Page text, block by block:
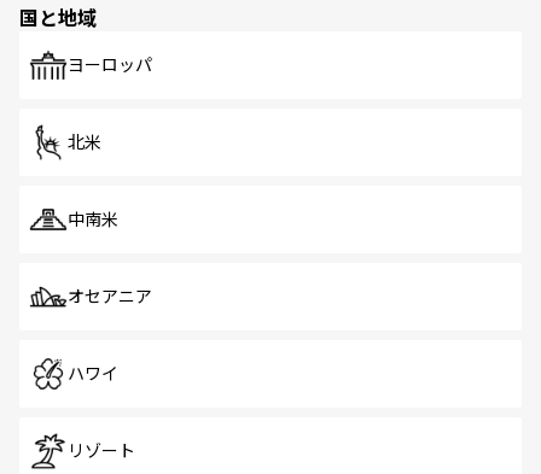
で、ホーカーズは地元の風情を楽しめる外せないスポット
国と地域
ヨーロッパ
北米
中南米
オセアニア
ハワイ
リゾート